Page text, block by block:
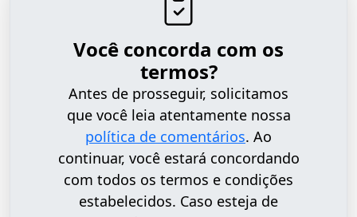
Você concorda com os
termos?
Antes de prosseguir, solicitamos
que você leia atentamente nossa
política de comentários. Ao
continuar, você estará concordando
com todos os termos e condições
estabelecidos. Caso esteja de